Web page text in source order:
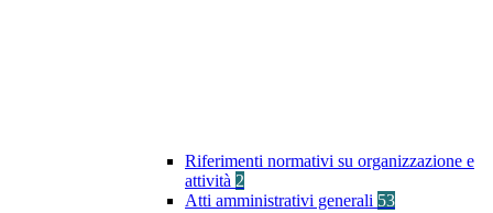
Riferimenti normativi su organizzazione e
attività 2
Atti amministrativi generali 53